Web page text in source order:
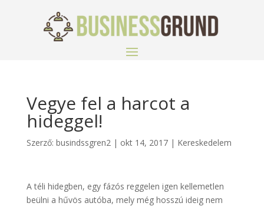
Vegye fel a harcot a
hideggel!
Szerző: busindssgren2| okt 14, 2017| Kereskedelem
A téli hidegben, egy fázós reggelen igen kellemetlen
beülni a hűvös autóba, mely még hosszú ideig nem